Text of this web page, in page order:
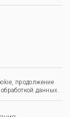
продолжение
данных.